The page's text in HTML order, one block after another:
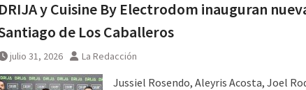
DRIJA y Cuisine By Electrodom inauguran
de Los Caballeros
julio 31, 2026 La Redacción
Jussiel Rosendo, Aleyris Acosta, Joel